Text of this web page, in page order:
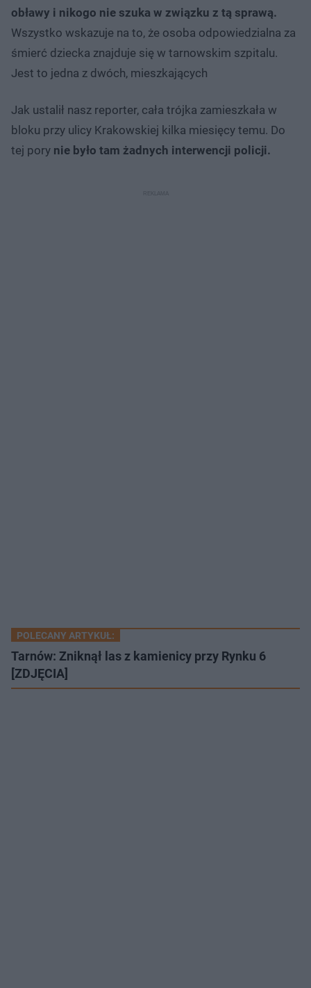
obławy i nikogo nie szuka w związku z tą sprawą.
Wszystko wskazuje na to, że osoba odpowiedzialna za
śmierć dziecka znajduje się w tarnowskim szpitalu.
Jest to jedna z dwóch, mieszkających
Jak ustalił nasz reporter, cała trójka zamieszkała w
bloku przy ulicy Krakowskiej kilka miesięcy temu. Do
tej pory nie było tam żadnych interwencji policji.
POLECANY ARTYKUŁ:
Tarnów: Zniknął las z kamienicy przy Rynku 6
[ZDJĘCIA]